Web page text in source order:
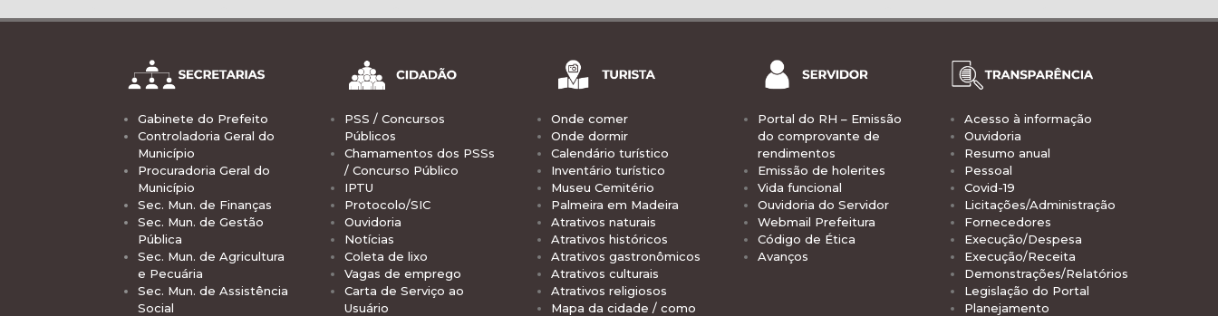
Gabinete do Prefeito
Controladoria Geral do
Município
Procuradoria Geral do
Município
Sec. Mun. de Finanças
Sec. Mun. de Gestão
Pública
Sec. Mun. de Agricultura
e Pecuária
Sec. Mun. de Assistência
Social
PSS / Concursos
Públicos
Chamamentos dos PSSs
/ Concurso Público
IPTU
Protocolo/SIC
Ouvidoria
Notícias
Coleta de lixo
Vagas de emprego
Carta de Serviço ao
Usuário
Onde comer
Onde dormir
Calendário turístico
Inventário turístico
Museu Cemitério
Palmeira em Madeira
Atrativos naturais
Atrativos históricos
Atrativos gastronômicos
Atrativos culturais
Atrativos religiosos
Mapa da cidade / como
Portal do RH – Emissão
do comprovante de
rendimentos
Emissão de holerites
Vida funcional
Ouvidoria do Servidor
Webmail Prefeitura
Código de Ética
Avanços
Acesso à informação
Ouvidoria
Resumo anual
Pessoal
Covid-19
Licitações/Administração
Fornecedores
Execução/Despesa
Execução/Receita
Demonstrações/Relatórios
Legislação do Portal
Planejamento